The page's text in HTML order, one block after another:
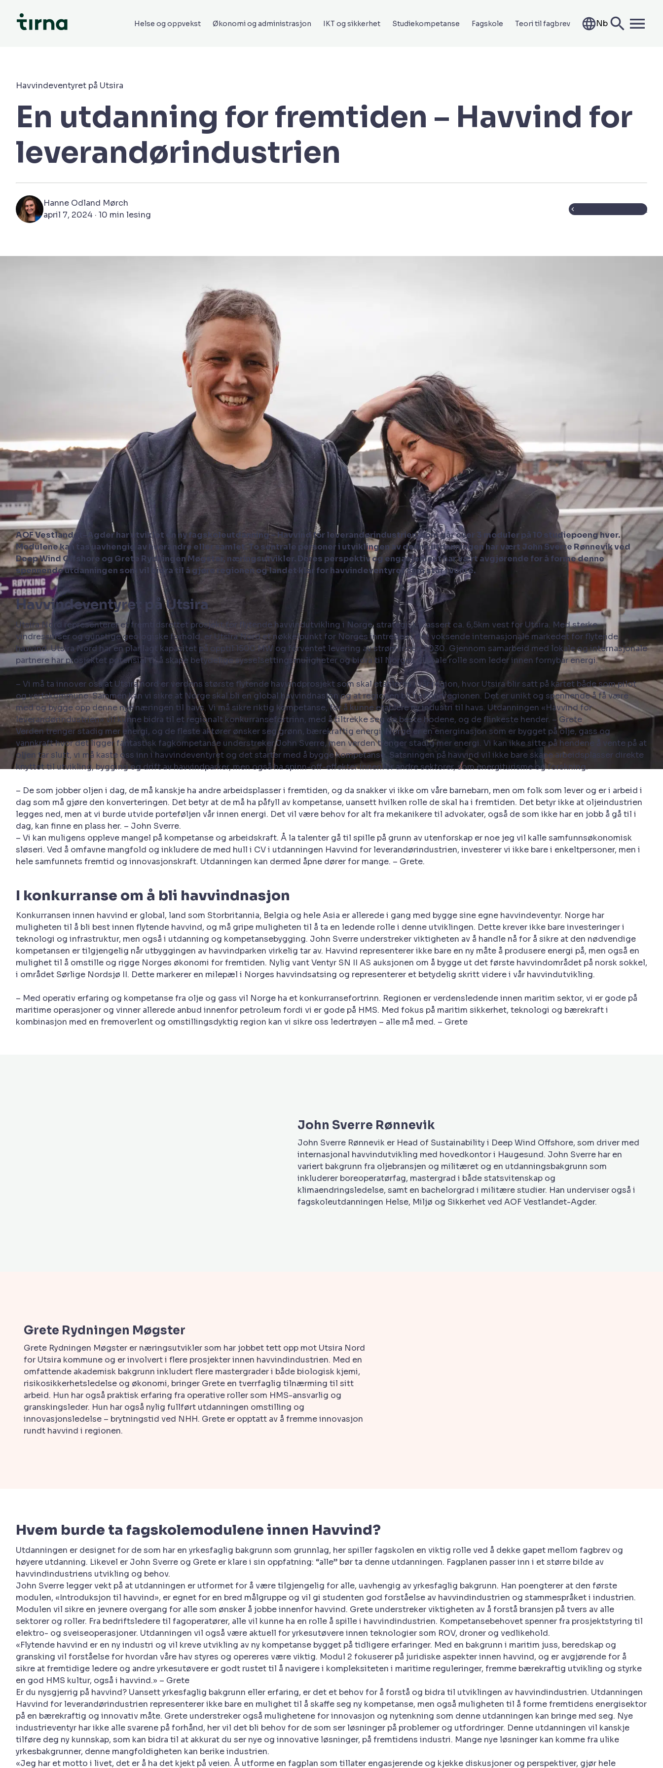
Helse og oppvekst Økonomi og administrasjon IKT og sikkerhet Studiekompetanse Fagskole Teori til fagbrev Nb
Havvindeventyret på Utsira
En utdanning for fremtiden – Havvind for
leverandørindustrien
Hanne Odland Mørch
april 7, 2024 · 10 min lesing
Tilbake til Aktuelt
AOF Vestlandet-Agder har utviklet en ny fagskoleutdanning – Havvind for leverandørindustrien, som går over 3 moduler på 10 studiepoeng hver.
Modulene kan tas uavhengig av hverandre eller samlet. To sentrale personer i utviklingen av denne utdanningen har vært John Sverre Rønnevik ved
Deep Wind Offshore og Grete Rydningen Møgster, næringsutvikler. Deres perspektiv og engasjement har vært avgjørende for å forme denne
spennende utdanningen som vil bidra til å gjøre regionen og landet klar for havvindeventyret som står i vente.
Havvindeventyret på Utsira
Utsira Nord representerer et fremtidsrettet prosjekt for flytende havvindutvikling i Norge, strategisk plassert ca. 6,5km vest for Utsira. Med sterke
vindressurser og gunstige geologiske forhold, er Utsira Nord et nøkkelpunkt for Norges inntreden i det voksende internasjonale markedet for flytende
havvind. Utsira Nord har en planlagt kapasitet på opptil 1500 MW og forventet levering av strøm innen 2030. Gjennom samarbeid med lokale og internasjonale
partnere har prosjektet potensial til å skape betydelige sysselsettingsmuligheter og bidra til Norges globale rolle som leder innen fornybar energi.
– Vi må ta innover oss at Utsira nord er verdens største flytende havvindprosjekt som skal etableres i vår region, hvor Utsira blir satt på kartet både som pilot
og vertskommune. Sammen kan vi sikre at Norge skal bli en global havvindnasjon og at regionen bli havvindregionen. Det er unikt og spennende å få være
med og bygge opp denne nye næringen til havs. Vi må sikre riktig kompetanse, for å kunne etablere ny industri til havs. Utdanningen «Havvind for
leverandørindustrien» vil kunne bidra til et regionalt konkurransefortrinn, med å tiltrekke seg de beste hodene, og de flinkeste hender. – Grete
Verden trenger stadig mer energi, og de fleste aktører ønsker seg grønn, bærekraftig energi. Norge er en energinasjon som er bygget på olje, gass og
vannkraft hvor det ligger fantastisk fagkompetanse understreker John Sverre, men verden trenger stadig mer energi. Vi kan ikke sitte på hendene å vente på at
oljen tar slutt, vi må kaste oss inn i havvindeventyret og det starter med å bygge kompetanse. Satsningen på havvind vil ikke bare skape arbeidsplasser direkte
knyttet til utvikling, bygging og drift av havvindparker, men også ha spinn-off-effekter innenfor andre sektorer, som energiturisme og forskning.
– De som jobber oljen i dag, de må kanskje ha andre arbeidsplasser i fremtiden, og da snakker vi ikke om våre barnebarn, men om folk som lever og er i arbeid i
dag som må gjøre den konverteringen. Det betyr at de må ha påfyll av kompetanse, uansett hvilken rolle de skal ha i fremtiden. Det betyr ikke at oljeindustrien
legges ned, men at vi burde utvide porteføljen vår innen energi. Det vil være behov for alt fra mekanikere til advokater, også de som ikke har en jobb å gå til i
dag, kan finne en plass her. – John Sverre.
– Vi kan muligens oppleve mangel på kompetanse og arbeidskraft. Å la talenter gå til spille på grunn av utenforskap er noe jeg vil kalle samfunnsøkonomisk
sløseri. Ved å omfavne mangfold og inkludere de med hull i CV i utdanningen Havvind for leverandørindustrien, investerer vi ikke bare i enkeltpersoner, men i
hele samfunnets fremtid og innovasjonskraft. Utdanningen kan dermed åpne dører for mange. – Grete.
I konkurranse om å bli havvindnasjon
Konkurransen innen havvind er global, land som Storbritannia, Belgia og hele Asia er allerede i gang med bygge sine egne havvindeventyr. Norge har
muligheten til å bli best innen flytende havvind, og må gripe muligheten til å ta en ledende rolle i denne utviklingen. Dette krever ikke bare investeringer i
teknologi og infrastruktur, men også i utdanning og kompetansebygging. John Sverre understreker viktigheten av å handle nå for å sikre at den nødvendige
kompetansen er tilgjengelig når utbyggingen av havvindparken virkelig tar av. Havvind representerer ikke bare en ny måte å produsere energi på, men også en
mulighet til å omstille og rigge Norges økonomi for fremtiden. Nylig vant Ventyr SN II AS auksjonen om å bygge ut det første havvindområdet på norsk sokkel,
i området Sørlige Nordsjø II. Dette markerer en milepæl i Norges havvindsatsing og representerer et betydelig skritt videre i vår havvindutvikling.
– Med operativ erfaring og kompetanse fra olje og gass vil Norge ha et konkurransefortrinn. Regionen er verdensledende innen maritim sektor, vi er gode på
maritime operasjoner og vinner allerede anbud innenfor petroleum fordi vi er gode på HMS. Med fokus på maritim sikkerhet, teknologi og bærekraft i
kombinasjon med en fremoverlent og omstillingsdyktig region kan vi sikre oss ledertrøyen – alle må med. – Grete
John Sverre Rønnevik
John Sverre Rønnevik er Head of Sustainability i Deep Wind Offshore, som driver med
internasjonal havvindutvikling med hovedkontor i Haugesund. John Sverre har en
variert bakgrunn fra oljebransjen og militæret og en utdanningsbakgrunn som
inkluderer boreoperatørfag, mastergrad i både statsvitenskap og
klimaendringsledelse, samt en bachelorgrad i militære studier. Han underviser også i
fagskoleutdanningen Helse, Miljø og Sikkerhet ved AOF Vestlandet-Agder.
Grete Rydningen Møgster
Grete Rydningen Møgster er næringsutvikler som har jobbet tett opp mot Utsira Nord
for Utsira kommune og er involvert i flere prosjekter innen havvindindustrien. Med en
omfattende akademisk bakgrunn inkludert flere mastergrader i både biologisk kjemi,
risikosikkerhetsledelse og økonomi, bringer Grete en tverrfaglig tilnærming til sitt
arbeid. Hun har også praktisk erfaring fra operative roller som HMS-ansvarlig og
granskingsleder. Hun har også nylig fullført utdanningen omstilling og
innovasjonsledelse – brytningstid ved NHH. Grete er opptatt av å fremme innovasjon
rundt havvind i regionen.
Hvem burde ta fagskolemodulene innen Havvind?
Utdanningen er designet for de som har en yrkesfaglig bakgrunn som grunnlag, her spiller fagskolen en viktig rolle ved å dekke gapet mellom fagbrev og
høyere utdanning. Likevel er John Sverre og Grete er klare i sin oppfatning: “alle” bør ta denne utdanningen. Fagplanen passer inn i et større bilde av
havvindindustriens utvikling og behov.
John Sverre legger vekt på at utdanningen er utformet for å være tilgjengelig for alle, uavhengig av yrkesfaglig bakgrunn. Han poengterer at den første
modulen, «Introduksjon til havvind», er egnet for en bred målgruppe og vil gi studenten god forståelse av havvindindustrien og stammespråket i industrien.
Modulen vil sikre en jevnere overgang for alle som ønsker å jobbe innenfor havvind. Grete understreker viktigheten av å forstå bransjen på tvers av alle
sektorer og roller. Fra bedriftsledere til fagoperatører, alle vil kunne ha en rolle å spille i havvindindustrien. Kompetansebehovet spenner fra prosjektstyring til
elektro- og sveiseoperasjoner. Utdanningen vil også være aktuell for yrkesutøvere innen teknologier som ROV, droner og vedlikehold.
«Flytende havvind er en ny industri og vil kreve utvikling av ny kompetanse bygget på tidligere erfaringer. Med en bakgrunn i maritim juss, beredskap og
gransking vil forståelse for hvordan våre hav styres og opereres være viktig. Modul 2 fokuserer på juridiske aspekter innen havvind, og er avgjørende for å
sikre at fremtidige ledere og andre yrkesutøvere er godt rustet til å navigere i kompleksiteten i maritime reguleringer, fremme bærekraftig utvikling og styrke
en god HMS kultur, også i havvind.» – Grete
Er du nysgjerrig på havvind? Uansett yrkesfaglig bakgrunn eller erfaring, er det et behov for å forstå og bidra til utviklingen av havvindindustrien. Utdanningen
Havvind for leverandørindustrien representerer ikke bare en mulighet til å skaffe seg ny kompetanse, men også muligheten til å forme fremtidens energisektor
på en bærekraftig og innovativ måte. Grete understreker også mulighetene for innovasjon og nytenkning som denne utdanningen kan bringe med seg. Nye
industrieventyr har ikke alle svarene på forhånd, her vil det bli behov for de som ser løsninger på problemer og utfordringer. Denne utdanningen vil kanskje
tilføre deg ny kunnskap, som kan bidra til at akkurat du ser nye og innovative løsninger, på fremtidens industri. Mange nye løsninger kan komme fra ulike
yrkesbakgrunner, denne mangfoldigheten kan berike industrien.
«Jeg har et motto i livet, det er å ha det kjekt på veien. Å utforme en fagplan som tillater engasjerende og kjekke diskusjoner og perspektiver, gjør hele